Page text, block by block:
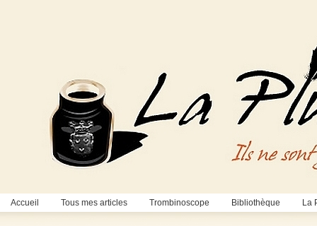
Accueil Tous mes articles Trombinoscope Bibliothèque La